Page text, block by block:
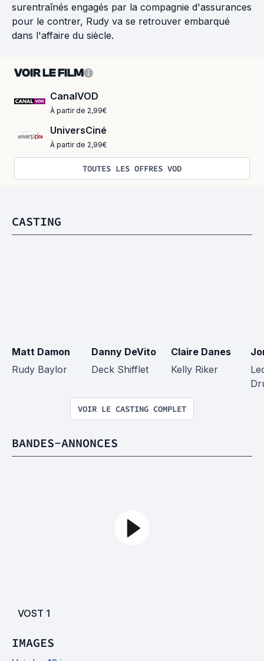
surentraînés engagés par la compagnie d'assurances
pour le contrer, Rudy va se retrouver embarqué
dans l'affaire du siècle.
VOIR LE FILM
CanalVOD
À partir de 2,99€
UniversCiné
À partir de 2,99€
TOUTES LES OFFRES VOD
CASTING
Matt Damon
Rudy Baylor
Danny DeVito
Deck Shifflet
Claire Danes
Kelly Riker
VOIR LE CASTING COMPLET
BANDES-ANNONCES
VOST 1
IMAGES